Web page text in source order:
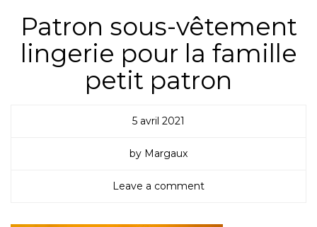
Patron sous-vêtement
lingerie pour la famille
petit patron
5 avril 2021
by Margaux
Leave a comment